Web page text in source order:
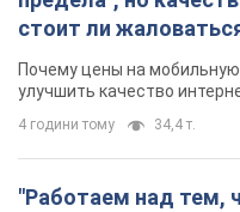
стоит ли
Почему цены на
улучшить качество
4 години тому 34,4 т.
"Работаем над тем,